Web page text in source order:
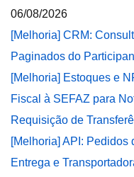
06/08/2026
[Melhoria] CRM:
Paginados do
[Melhoria] Estoques e
Fiscal à SEFAZ para
Requisição de
[Melhoria] API: Pedidos
Entrega e